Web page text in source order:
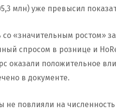
млн) уже превысил
«значительным ростом»
спросом в рознице и
оказали положительное
в документе.
повлияли на